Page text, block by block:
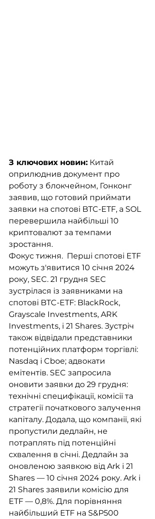
З ключових новин: Китай
оприлюднив документ про
роботу з блокчейном, Гонконг
заявив, що готовий приймати
заявки на спотові BTC-ETF, а SOL
перевершила найбільші 10
криптовалют за темпами
зростання.
Фокус тижня.  Перші спотові ETF
можуть з'явитися 10 січня 2024
року, SEC. 21 грудня SEC
зустрілася із заявниками на
спотові BTC-ETF: BlackRock,
Grayscale Investments, ARK
Investments, і 21 Shares. Зустріч
також відвідали представники
потенційних платформ торгівлі:
Nasdaq і Cboe; адвокати
емітентів. SEC запросила
оновити заявки до 29 грудня:
технічні специфікації, комісії та
стратегії початкового залучення
капіталу. Додала, що компанії, які
пропустили дедлайн, не
потраплять під потенційні
схвалення в січні. Дедлайн за
оновленою заявкою від Ark і 21
Shares — 10 січня 2024 року. Ark і
21 Shares заявили комісію для
ETF — 0,8%. Для порівняння
найбільший ETF на S&P500